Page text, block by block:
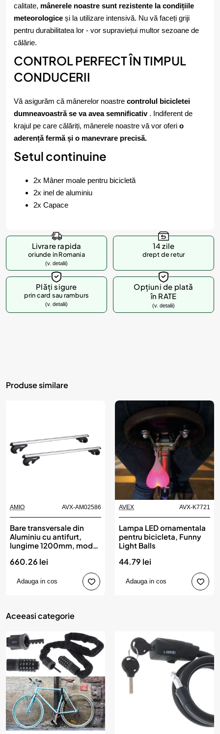
calitate, mânerele noastre sunt rezistente la condițiile
meteorologice și la utilizare intensivă. Nu vă faceți griji
pentru durabilitatea lor - vor supraviețui multor sezoane de
călărie.
CONTROL PERFECT ÎN TIMPUL
CONDUCERII
Vă asigurăm că mânerelor noastre controlul bicicletei
dumneavoastră se va avea semnificativ. Indiferent de
krajul pe care călăriți, mânerele noastre vă vor oferi o
aderență fermăși o manevrare precisă.
Setul continuine
2x Mâner moale pentru bicicletă
2x inel de aluminiu
2x Capace
Livrare rapida
oriunde in Romania
(v. detalii)
14 zile
drept de retur
Plăți sigure
prin card sau ramburs
(v. detalii)
Opțiuni de plată
în RATE
(v. detalii)
Produse similare
AMIO AVX-AM02586
Bare transversale din
Aluminiu cu antifurt,
lungime 1200mm, model
660.26 lei
Adauga in cos
AVEX AVX-K7721
Lampa LED ornamentala
pentru bicicleta, Funny
Light Balls
44.79 lei
Adauga in cos
Aceeasi categorie